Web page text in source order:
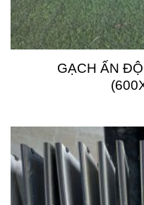
GẠCH ẤN